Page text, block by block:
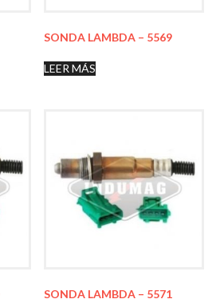
SONDA LAMBDA – 5569
LEER MÁS
SONDA LAMBDA – 5571